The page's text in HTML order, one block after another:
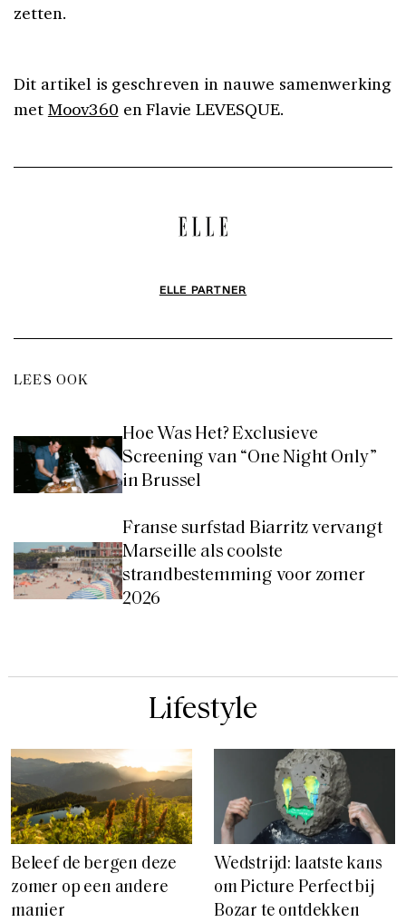
zetten.
Dit artikel is geschreven in nauwe samenwerking
met Moov360 en Flavie LEVESQUE.
ELLE PARTNER
LEES OOK
Hoe Was Het? Exclusieve
Screening van “One Night Only”
in Brussel
Franse surfstad Biarritz vervangt
Marseille als coolste
strandbestemming voor zomer
2026
Lifestyle
Beleef de bergen deze
zomer op een andere
manier
Wedstrijd: laatste kans
om Picture Perfect bij
Bozar te ontdekken